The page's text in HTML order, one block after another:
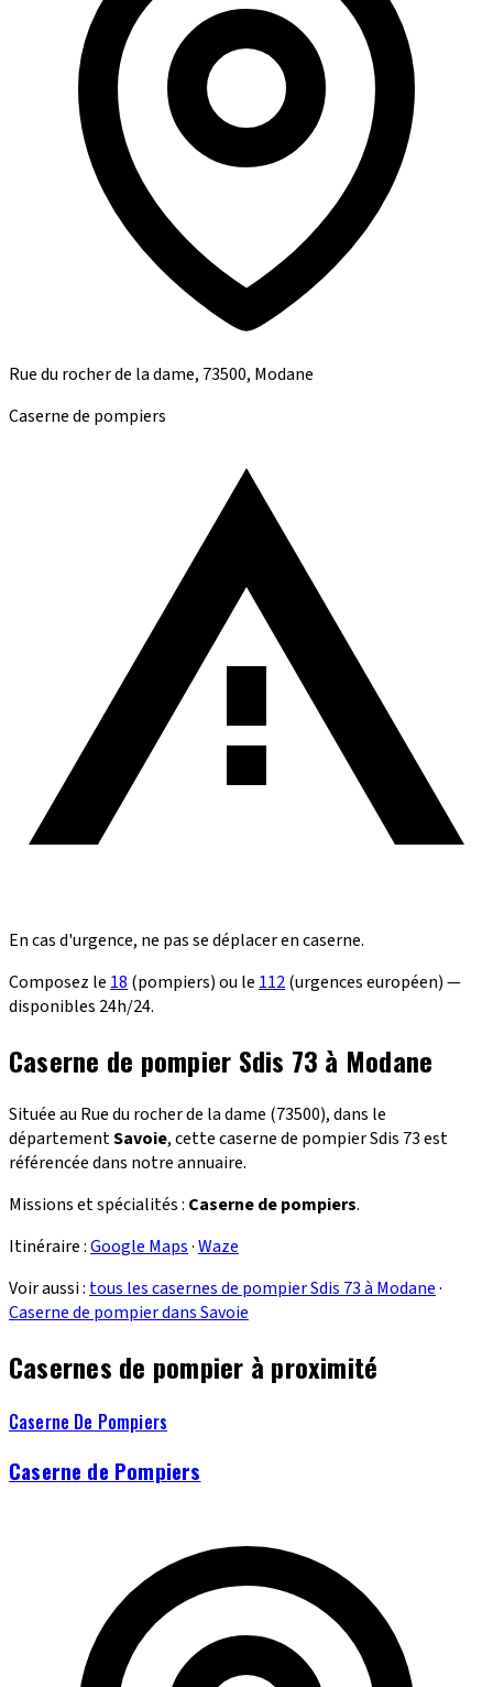
Rue du rocher de la dame, 73500, Modane
Caserne de pompiers
En cas d'urgence, ne pas se déplacer en caserne.
Composez le 18 (pompiers) ou le 112(urgences européen) —
disponibles 24h/24.
Caserne de pompier Sdis 73 à Modane
Située au Rue du rocher de la dame (73500), dans le
départementSavoie, cette caserne de pompier Sdis 73 est
référencée dans notre annuaire.
Missions et spécialités : Caserne de pompiers.
Itinéraire :Google Maps·Waze
Voir aussi : tous les casernes de pompier Sdis 73 à Modane·
Caserne de pompier dans Savoie
Casernes de pompier à proximité
Caserne De Pompiers
Caserne de Pompiers